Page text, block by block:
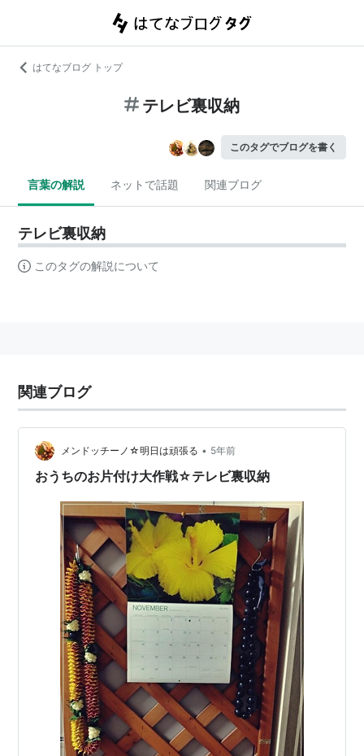
はてなブログ トップ
テレビ裏収納
このタグでブログを書く
言葉の解説 ネットで話題 関連ブログ
テレビ裏収納
このタグの解説について
関連ブログ
メンドッチーノ☆明日は頑張る • 5年前
おうちのお片付け大作戦☆テレビ裏収納